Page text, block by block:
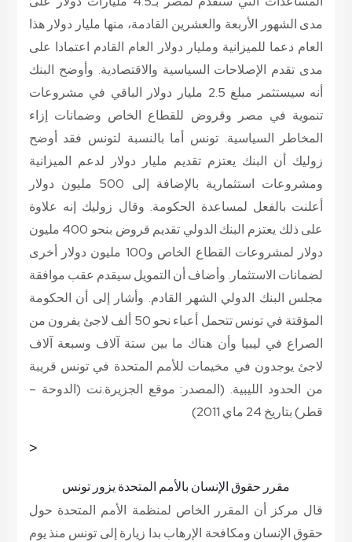
مدى الشهور الأربعة والعشرين القادمة، منها مليار دولار هذا
العام دعما للميزانية ومليار دولار العام القادم اعتمادا على
مدى تقدم الإصلاحات السياسية والاقتصادية. وأوضح البنك
أنه سيستثمر مبلغ 2.5 مليار دولار الباقي في مشروعات
تنموية في مصر وقروض للقطاع الخاص وضمانات إزاء
المخاطر السياسية. تونس أما بالنسبة لتونس فقد أوضح
زوليك أن البنك يعتزم تقديم مليار دولار لدعم الميزانية
ومشروعات استثمارية بالإضافة إلى 500 مليون دولار
أعلنت بالفعل لمساعدة الحكومة. وقال زوليك إنه علاوة
على ذلك يعتزم البنك الدولي تقديم قروض بنحو 400 مليون
دولار لمشروعات القطاع الخاص و100 مليون دولار أخرى
لضمانات الاستثمار. وأضاف أن التمويل سيقدم عقب موافقة
مجلس البنك الدولي الشهر القادم. وأشار إلى أن الحكومة
المؤقتة في تونس تتحمل أعباء نحو 50 ألف لاجئ يفرون من
الصراع في ليبيا وأن هناك ما بين ستة آلاف وسبعة آلاف
لاجئ يوجدون في مخيمات للأمم المتحدة في تونس قريبة
من الحدود الليبية. (المصدر: موقع الجزيرة.نت (الدوحة –
قطر) بتاريخ 24 ماي 2011)
<
مقرر حقوق الإنسان بالأمم المتحدة يزور تونس
قال مركز أن المقرر الخاص لمنظمة الأمم المتحدة حول
حقوق الإنسان ومكافحة الإرهاب بدا زيارة إلى تونس منذ يوم